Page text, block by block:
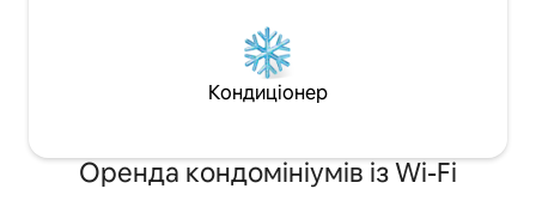
Кондиціонер
Оренда кондомініумів із Wi-Fi